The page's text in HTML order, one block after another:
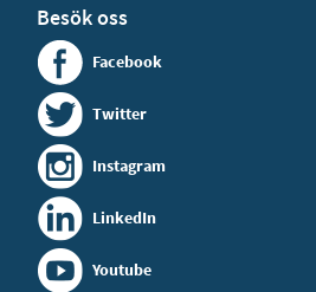
Besök oss
Facebook
Twitter
Instagram
LinkedIn
Youtube